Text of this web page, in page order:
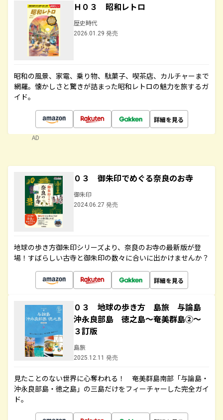
Ｈ０３ 昭和レトロ
歴史時代
2026.01.29 発売
昭和の風景、家電、乗り物、駄菓子、喫茶店、カルチャーまで
網羅。懐かしさと驚きが詰まった昭和レトロの魅力を旅するガ
イド。
詳細を見る
AD
０３ 御朱印でめぐる奈良のお寺
御朱印
2024.06.27 発売
地球の歩き方御朱印シリーズより、奈良のお寺の最新版が登
場！すばらしい古寺と御朱印の数々に合いに出かけませんか？
詳細を見る
０３ 地球の歩き方 島旅 与論島
沖永良部島 徳之島～奄美群島②～
３訂版
島旅
2025.12.11 発売
見たことのない世界に心奪われる！ 奄美群島南部「与論島・
沖永良部島・徳之島」の三島だけをフィーチャーした完全ガイ
ド。